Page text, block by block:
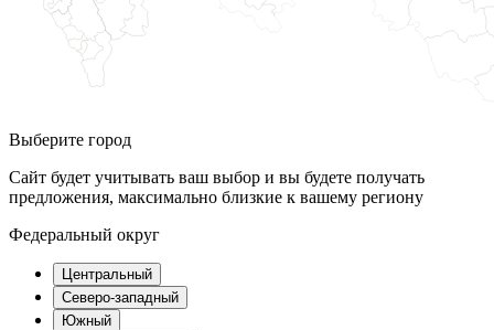
Выберите город
Сайт будет учитывать ваш выбор и вы будете получать
предложения, максимально близкие к вашему региону
Федеральный округ
Центральный
Северо-западный
Южный